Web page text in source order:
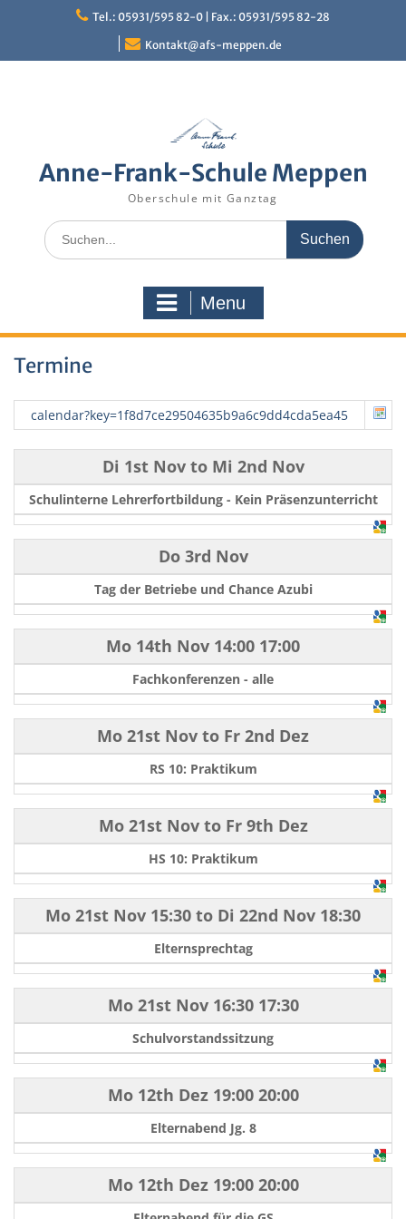
Tel.: 05931/595 82-0 | Fax.: 05931/595 82-28
Kontakt@afs-meppen.de
Anne-Frank-Schule Meppen
Oberschule mit Ganztag
Search
for:
Menu
Termine
calendar?key=1f8d7ce29504635b9a6c9dd4cda5ea45
Di 1st Novto Mi 2nd Nov
Schulinterne Lehrerfortbildung - Kein Präsenzunterricht
Do 3rd Nov
Tag der Betriebe und Chance Azubi
Mo 14th Nov 14:00 17:00
Fachkonferenzen - alle
Mo 21st Nov to Fr 2nd Dez
RS 10: Praktikum
Mo 21st Novto Fr 9th Dez
HS 10: Praktikum
Mo 21st Nov 15:30 to Di 22nd Nov 18:30
Elternsprechtag
Mo 21st Nov16:30 17:30
Schulvorstandssitzung
Mo 12th Dez19:00 20:00
Elternabend Jg. 8
Mo 12th Dez19:00 20:00